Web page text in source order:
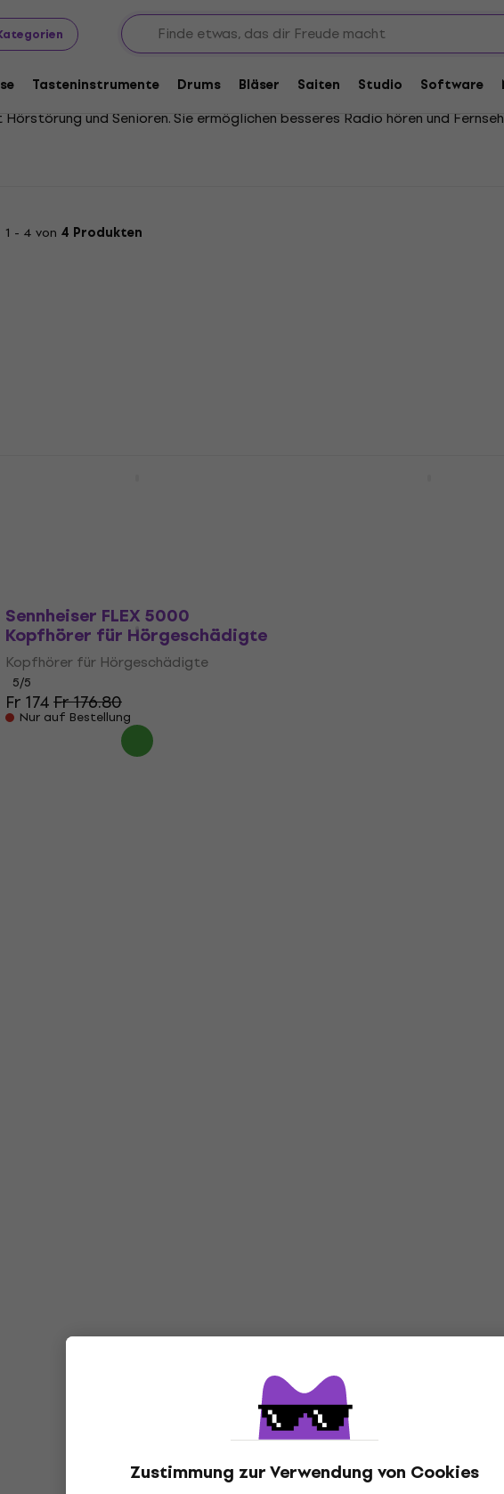
Tasteninstrumente Drums Bläser Saiten Studio Software
Zustimmung zur Verwendung von Cookies
für Hörgeschädigte
und Senioren. Sie ermöglichen besseres Radio hören und
1 - 4 von 4 Produkten
Sennheiser FLEX 5000
Kopfhörer für Hörgeschädigte
Kopfhörer für Hörgeschädigte
5/5
Fr 174Fr 176.80
Nur auf Bestellung